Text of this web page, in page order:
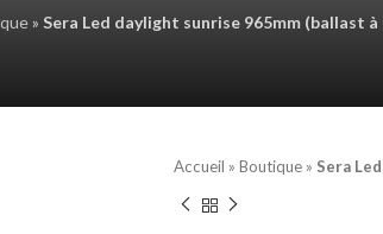
» Sera Led daylight sunrise 965mm (ballast
Accueil » Boutique » Sera